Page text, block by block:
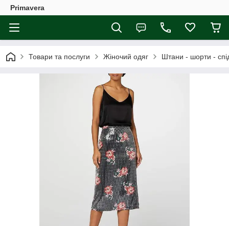
Primavera
Товари та послуги Жіночий одяг Штани - шорти -